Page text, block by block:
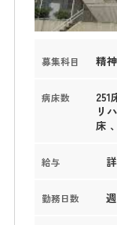
募集科目 精
病床数
251
リ
床
給与
勤務日数